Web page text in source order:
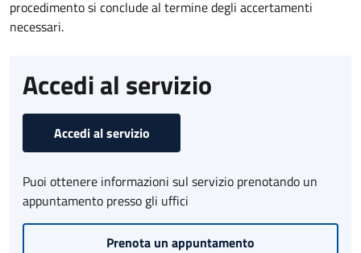
procedimento si conclude al termine degli accertamenti
necessari.
Accedi al servizio
Accedi al servizio
Puoi ottenere informazioni sul servizio prenotando un
appuntamento presso gli uffici
Prenota un appuntamento